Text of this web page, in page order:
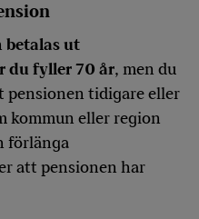
betalas ut
du fyller 70 år, men du
tidigare eller
kommun eller region
förlänga
att pensionen har